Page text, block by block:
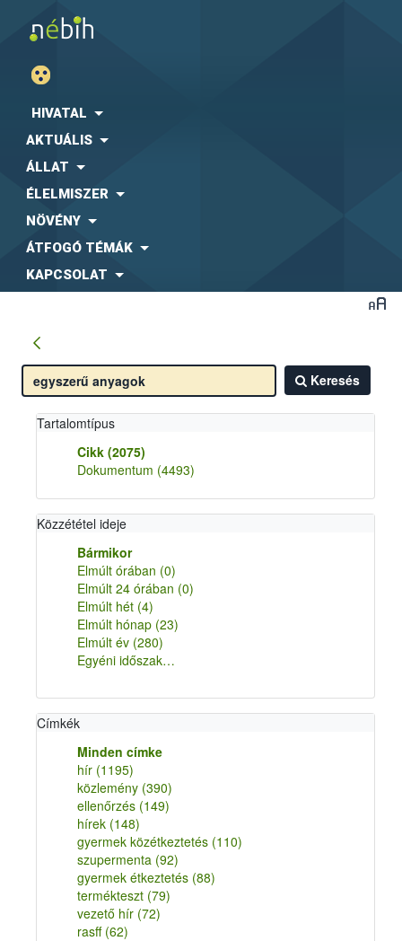
HIVATAL
AKTUÁLIS
ÁLLAT
ÉLELMISZER
NÖVÉNY
ÁTFOGÓ TÉMÁK
KAPCSOLAT
Keresés
Tartalomtípus
Cikk (2075)
Dokumentum (4493)
Közzététel ideje
Bármikor
Elmúlt órában (0)
Elmúlt 24 órában (0)
Elmúlt hét (4)
Elmúlt hónap (23)
Elmúlt év (280)
Egyéni időszak…
Címkék
Minden címke
hír (1195)
közlemény (390)
ellenőrzés (149)
hírek (148)
gyermek közétkeztetés (110)
szupermenta (92)
gyermek étkeztetés (88)
termékteszt (79)
vezető hír (72)
rasff (62)